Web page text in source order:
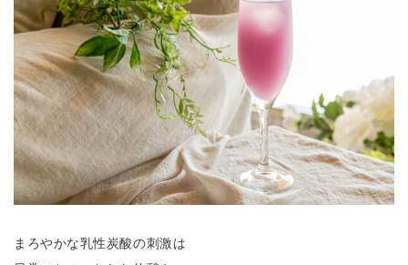
まろやかな乳性炭酸の刺激は